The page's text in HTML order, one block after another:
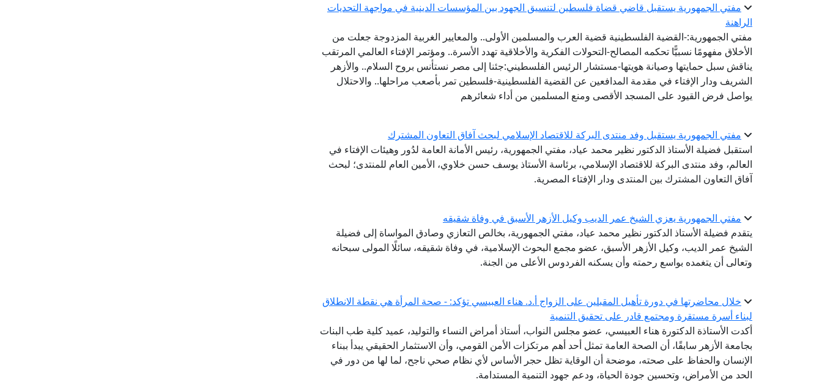
مفتي الجمهورية يستقبل قاضي قضاة فلسطين لتنسيق الجهود بين المؤسسات الدينية في مواجهة التحديات
الراهنة
مفتي الجمهورية:-القضية الفلسطينية قضية العرب والمسلمين الأولى.. والمعايير الغربية المزدوجة جعلت من
الأخلاق مفهومًا نسبيًّا تحكمه المصالح-التحولات الفكرية والأخلاقية تهدد الأسرة.. ومؤتمر الإفتاء العالمي المرتقب
يناقش سبل حمايتها وصيانة هويتها-مستشار الرئيس الفلسطيني:جئنا إلى مصر نستأنس بروح السلام.. والأزهر
الشريف ودار الإفتاء في مقدمة المدافعين عن القضية الفلسطينية-فلسطين تمر بأصعب مراحلها.. والاحتلال
يواصل فرض القيود على المسجد الأقصى ومنع المسلمين من أداء شعائرهم
مفتي الجمهورية يستقبل وفد منتدى البركة للاقتصاد الإسلامي لبحث آفاق التعاون المشترك
استقبل فضيلة الأستاذ الدكتور نظير محمد عياد، مفتي الجمهورية، رئيس الأمانة العامة لدُور وهيئات الإفتاء في
العالم، وفد منتدى البركة للاقتصاد الإسلامي، برئاسة الأستاذ يوسف حسن خلاوي، الأمين العام للمنتدى؛ لبحث
آفاق التعاون المشترك بين المنتدى ودار الإفتاء المصرية.
مفتي الجمهورية يعزي الشيخ عمر الديب وكيل الأزهر الأسبق في وفاة شقيقه
يتقدم فضيلة الأستاذ الدكتور نظير محمد عياد، مفتي الجمهورية، بخالص التعازي وصادق المواساة إلى فضيلة
الشيخ عمر الديب، وكيل الأزهر الأسبق، عضو مجمع البحوث الإسلامية، في وفاة شقيقه، سائلًا المولى سبحانه
وتعالى أن يتغمده بواسع رحمته وأن يسكنه الفردوس الأعلى من الجنة.
خلال محاضرتها في دورة تأهيل المقبلين على الزواج أ.د. هناء العبيسي تؤكد: - صحة المرأة هي نقطة الانطلاق
لبناء أسرة مستقرة ومجتمع قادر على تحقيق التنمية
أكدت الأستاذة الدكتورة هناء العبيسي، عضو مجلس النواب، أستاذ أمراض النساء والتوليد، عميد كلية طب البنات
بجامعة الأزهر سابقًا، أن الصحة العامة تمثل أحد أهم مرتكزات الأمن القومي، وأن الاستثمار الحقيقي يبدأ ببناء
الإنسان والحفاظ على صحته، موضحة أن الوقاية تظل حجر الأساس لأي نظام صحي ناجح، لما لها من دور في
الحد من الأمراض، وتحسين جودة الحياة، ودعم جهود التنمية المستدامة.